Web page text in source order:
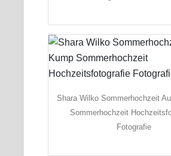
Shara Wilko Sommerhochzeit
Sommerhochzeit
Fotografie